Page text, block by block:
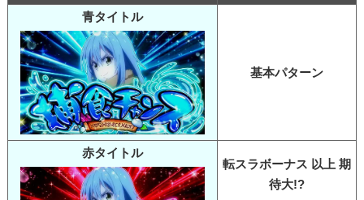
青タイトル
基本パターン
赤タイトル
転スラボーナス 以上 期
待大!?